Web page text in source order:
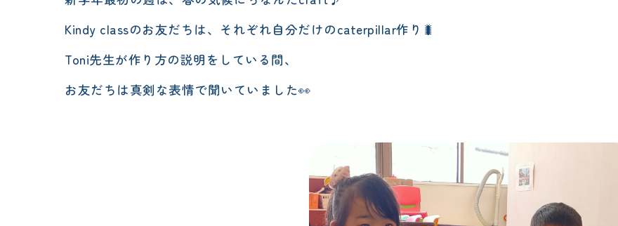
Kindy classのお友だちは、それぞれ自分だけのcaterpillar作り🐛
Toni先生が作り方の説明をしている間、
お友だちは真剣な表情で聞いていました👀